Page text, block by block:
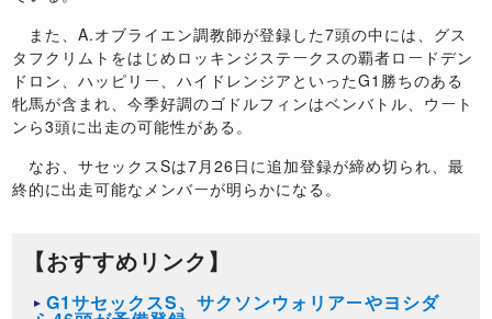
また、A.オブライエン調教師が登録した7頭の中には、グス
タフクリムトをはじめロッキンジステークスの覇者ロードデン
ドロン、ハッピリー、ハイドレンジアといったG1勝ちのある
牝馬が含まれ、今季好調のゴドルフィンはベンバトル、ウート
ンら3頭に出走の可能性がある。
なお、サセックスSは7月26日に追加登録が締め切られ、最
終的に出走可能なメンバーが明らかになる。
【おすすめリンク】
G1サセックスS、サクソンウォリアーやヨシダ